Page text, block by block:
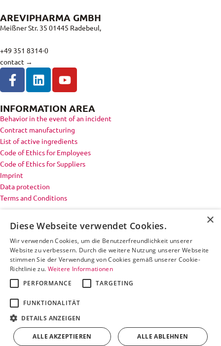
AREVIPHARMA GMBH
Meißner Str. 35 01445 Radebeul,
+49 351 8314-0
contact →
INFORMATION AREA
Behavior in the event of an incident
Contract manufacturing
List of active ingredients
Code of Ethics for Employees
Code of Ethics for Suppliers
Imprint
Data protection
Terms and Conditions
×
Diese Webseite verwendet Cookies.
Wir verwenden Cookies, um die Benutzerfreundlichkeit unserer
Website zu verbessern. Durch die weitere Nutzung unserer Webseite
stimmen Sie der Verwendung von Cookies gemäß unserer Cookie-
Richtlinie zu. Weitere Informationen
PERFORMANCE
TARGETING
FUNKTIONALITÄT
DETAILS ANZEIGEN
ALLE AKZEPTIEREN ALLE ABLEHNEN